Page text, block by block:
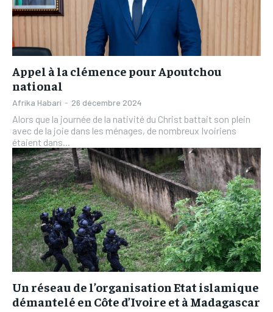
Appel à la clémence pour Apoutchou
national
Afrika Habari - 26 décembre 2024
Alors que la journée de la nativité du Christ battait son plein
avec de la joie dans les ménages, de nombreux Ivoiriens
étaient dans...
Un réseau de l’organisation Etat islamique
démantelé en Côte d’Ivoire et à Madagascar